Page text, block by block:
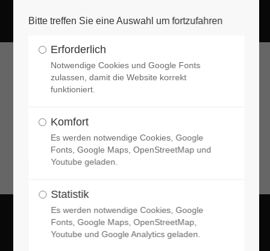
Benutzername
Passwort
Anmelden
Register|Lost your password?
Sparkassen-NightRun
Bitte treffen Sie eine Auswahl um fortzufahren
Erforderlich
Notwendige Cookies und Google Fonts
zulassen, damit die Website korrekt
funktioniert.
Komfort
Es werden notwendige Cookies, Google
Fonts, Google Maps, OpenStreetMap und
Youtube geladen.
Statistik
Es werden notwendige Cookies, Google
Fonts, Google Maps, OpenStreetMap,
Youtube und Google Analytics geladen.